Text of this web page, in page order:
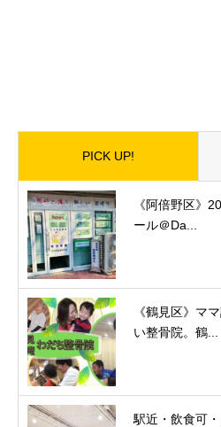
PICK UP!
《阿倍野区》
ール＠Da...
《鶴見区》マ
い整骨院。鶴...
駅近・飲食可